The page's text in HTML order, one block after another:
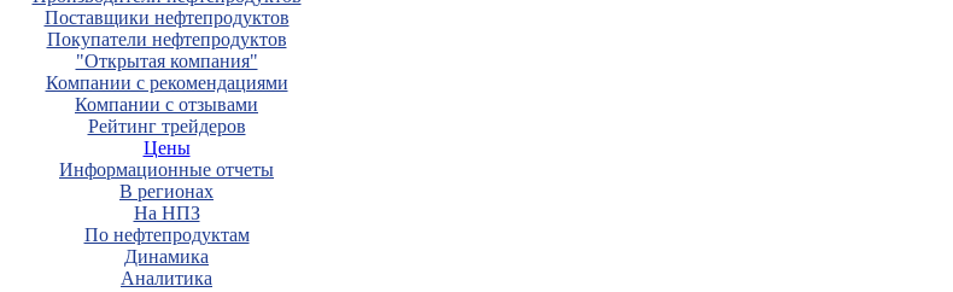
Поставщики нефтепродуктов
Покупатели нефтепродуктов
"Открытая компания"
Компании с рекомендациями
Компании с отзывами
Рейтинг трейдеров
Цены
Информационные отчеты
В регионах
На НПЗ
По нефтепродуктам
Динамика
Аналитика